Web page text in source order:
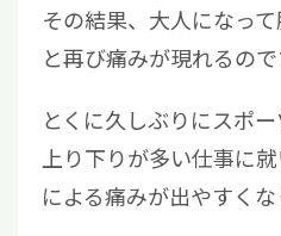
その結果、大人になっ
と再び痛みが現れるので
とくに久しぶりにスポ
上り下りが多い仕事に
による痛みが出やすくな